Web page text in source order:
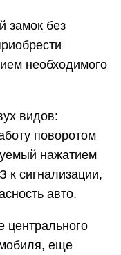
замок без
необходимого
видов:
поворотом
нажатием
к сигнализации,
авто.
центрального
еще